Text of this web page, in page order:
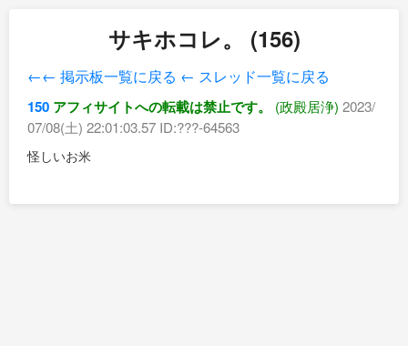
サキホコレ。 (156)
←← 掲示板一覧に戻る ← スレッド一覧に戻る
150 アフィサイトへの転載は禁止です。 (政殿居浄) 2023/
07/08(土) 22:01:03.57 ID:???-64563
怪しいお米